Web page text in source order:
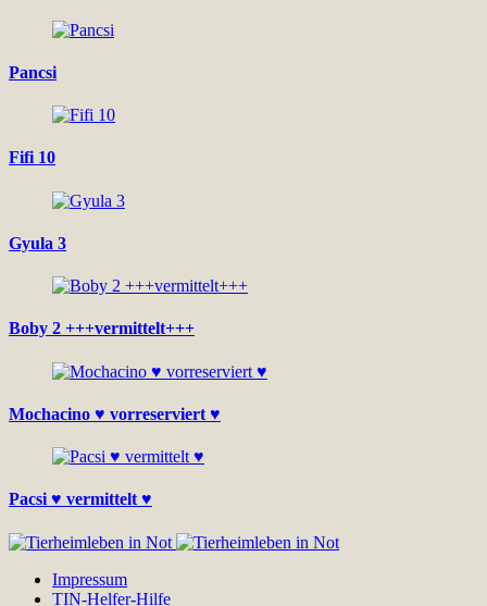
Pancsi
Fifi 10
Gyula 3
Boby 2 +++vermittelt+++
Mochacino ♥ vorreserviert ♥
Pacsi ♥ vermittelt ♥
Impressum
TIN-Helfer-Hilfe